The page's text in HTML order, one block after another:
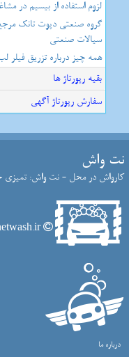
لزوم استفاده از بیسیم در
گروه صنعتی دپوت تانک
سیالات صنعتی
همه چیز درباره تزریق فیلر
بقیه رپورتاژ ها
سفارش رپورتاژ آگهی
نت واش
کارواش در محل - نت واش: تمیزی
netwash.ir - تمام حقوق سایت نت واش محفوظ است
درباره ما